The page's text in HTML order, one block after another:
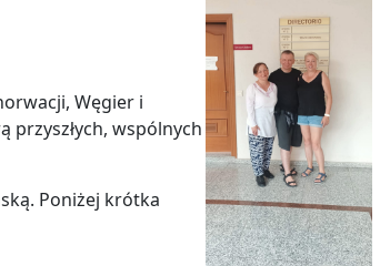
Węgier i
przyszłych, wspólnych
Poniżej krótka